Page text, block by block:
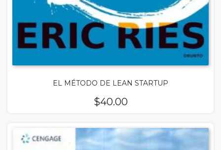
EL MÉTODO DE LEAN STARTUP
$40.00